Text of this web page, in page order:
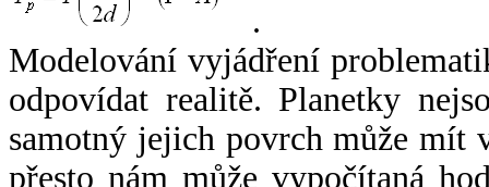
.
Modelování vyjádření
odpovídat realitě. Planetky
samotný jejich povrch může mít
přesto nám může vypočítaná